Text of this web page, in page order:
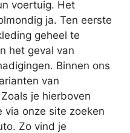
voertuig. Het
ja. Ten eerste
geheel te
het geval van
Binnen ons
van
je hierboven
via onze site zoeken
Zo vind je